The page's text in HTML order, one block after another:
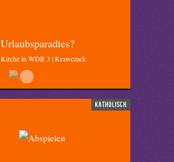
Urlaubsparadies?
Kirche in WDR 3 | Krawczack
katholisch